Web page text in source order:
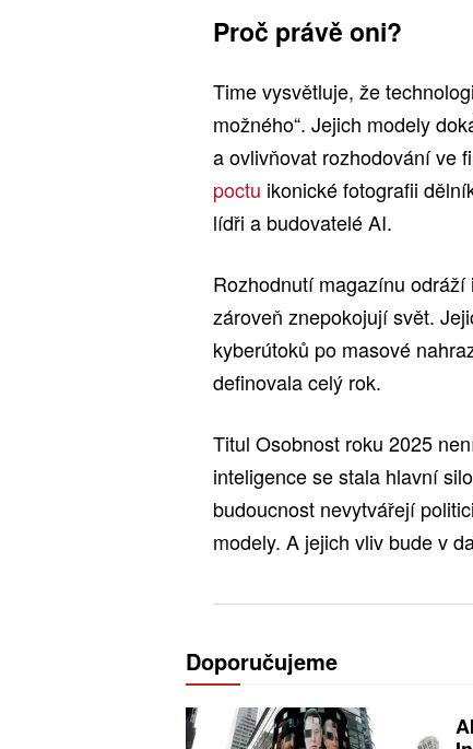
Proč právě oni?
Time vysvětluje, že
možného“. Jejich modely
a ovlivňovat rozhodování ve
poctu ikonické fotografii
lídři a budovatelé AI.
Rozhodnutí magazínu
zároveň znepokojují svět.
kyberútoků po masové
definovala celý rok.
Titul Osobnost roku 2025
inteligence se stala hlavní
budoucnost nevytvářejí
modely. A jejich vliv bude v
Doporučujeme